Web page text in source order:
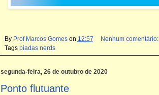
By Prof Marcos Gomes on 12:57
Nenhum comentário:
Tags piadas nerds
segunda-feira, 26 de outubro de 2020
Ponto flutuante